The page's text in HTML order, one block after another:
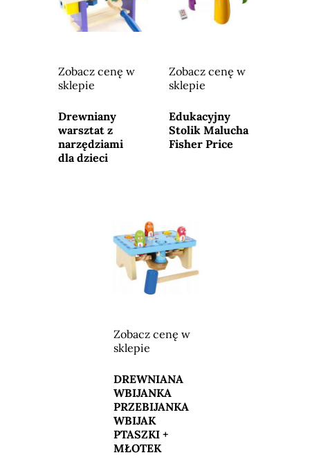
Zobacz cenę w
sklepie
sklepu
Drewniany
warsztat z
narzędziami
dla dzieci
Zobacz cenę w
sklepie
sklepu
Edukacyjny
Stolik Malucha
Fisher Price
Zobacz cenę w
sklepie
sklepu
DREWNIANA
WBIJANKA
PRZEBIJANKA
WBIJAK
PTASZKI +
MŁOTEK